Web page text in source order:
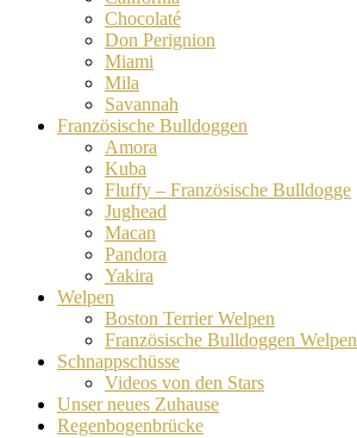
Chocolaté
Don Perignion
Miami
Mila
Savannah
Französische Bulldoggen
Amora
Kuba
Fluffy – Französische Bulldogge
Jughead
Macan
Pandora
Yakira
Welpen
Boston Terrier Welpen
Französische Bulldoggen Welpen
Schnappschüsse
Videos von den Stars
Unser neues Zuhause
Regenbogenbrücke